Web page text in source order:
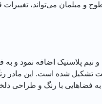
و مبلمان می‌تواند،
پلاستیک اضافه نمود و
شده است. این مادر رنگ
به فضاهایی با رنگ و طراحی